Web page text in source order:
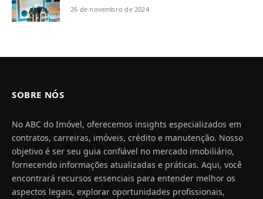
26 de novembro de 2024
SOBRE NÓS
No ABC do Imóvel, oferecemos insights especializados em
contratos, carreiras, imóveis, crédito e manutenção. Nosso
objetivo é ser seu guia confiável no mercado imobiliário,
fornecendo informações atualizadas e práticas. Aqui, você
encontrará recursos essenciais para entender melhor os
aspectos legais, explorar oportunidades profissionais,